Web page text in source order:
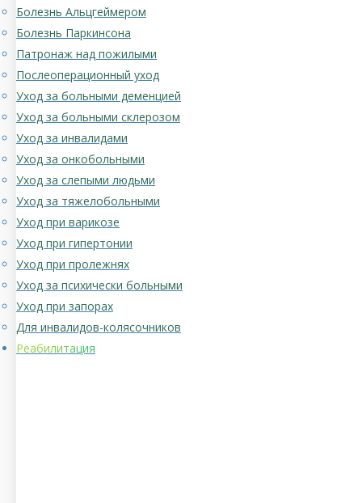
Болезнь Альцгеймером
Болезнь Паркинсона
Патронаж над пожилыми
Послеоперационный уход
Уход за больными деменцией
Уход за больными склерозом
Уход за инвалидами
Уход за онкобольными
Уход за слепыми людьми
Уход за тяжелобольными
Уход при варикозе
Уход при гипертонии
Уход при пролежнях
Уход за психически больными
Уход при запорах
Для инвалидов-колясочников
Реабилитация